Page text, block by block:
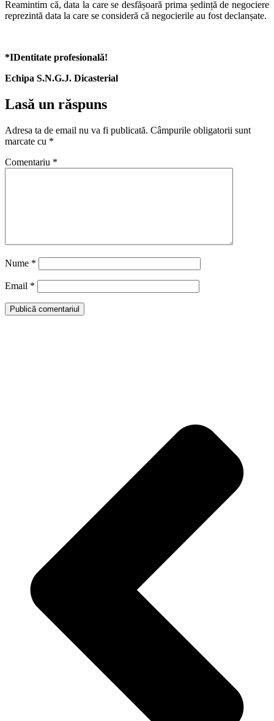
Reamintim că, data la care se desfășoară prima ședință de negociere
reprezintă data la care se consideră că negocierile au fost declanșate.
*IDentitate profesională!
Echipa S.N.G.J. Dicasterial
Lasă un răspuns
Adresa ta de email nu va fi publicată. Câmpurile obligatorii sunt
marcate cu *
Comentariu *
Nume *
Email *